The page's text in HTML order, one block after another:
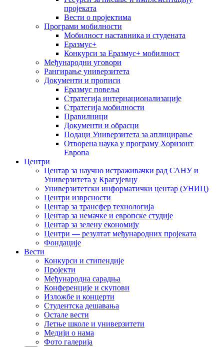
пројеката
Вести о пројектима
Програми мобилности
Мобилност наставника и студената
Еразмус+
Конкурси за Еразмус+ мобилност
Међународни уговори
Рангирање универзитета
Документи и прописи
Еразмус повеља
Стратегија интернационализације
Стратегија мобилности
Правилници
Документи и обрасци
Подаци Универзитета за аплицирање
Отворена наука у програму Хоризонт
Европа
Центри
Центар за научно истраживачки рад САНУ и
Универзитета у Крагујевцу
Универзитетски информатички центар (УНИЦ)
Центри изврсности
Центар за трансфер технологија
Центар за немачке и европске студије
Центар за зелену економију
Центри — резултат међународних пројеката
Фондације
Вести
Конкурси и стипендије
Пројекти
Међународна сарадња
Конференције и скупови
Изложбе и концерти
Студентска дешавања
Остале вести
Летње школе и универзитети
Медији о нама
Фото галерија